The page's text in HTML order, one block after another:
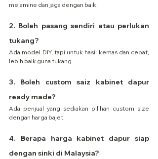
melamine dan jaga dengan baik.
2. Boleh pasang sendiri atau perlukan
tukang?
Ada model DIY, tapi untuk hasil kemas dan cepat,
lebih baik guna tukang.
3. Boleh custom saiz kabinet dapur
ready made?
Ada penjual yang sediakan pilihan custom size
dengan harga bajet.
4. Berapa harga kabinet dapur siap
dengan sinki di Malaysia?